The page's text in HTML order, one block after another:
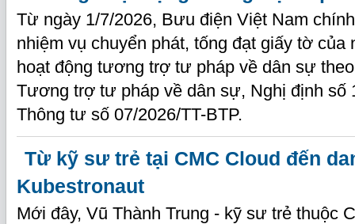
Từ ngày 1/7/2026, Bưu điện Việt Nam
nhiệm vụ chuyển phát, tống đạt giấy tờ của
hoạt động tương trợ tư pháp về dân sự
Tương trợ tư pháp về dân sự, Nghị định số
Thông tư số 07/2026/TT-BTP.
Từ kỹ sư trẻ tại CMC Cloud đến
Kubestronaut
Mới đây, Vũ Thành Trung - kỹ sư trẻ thuộc